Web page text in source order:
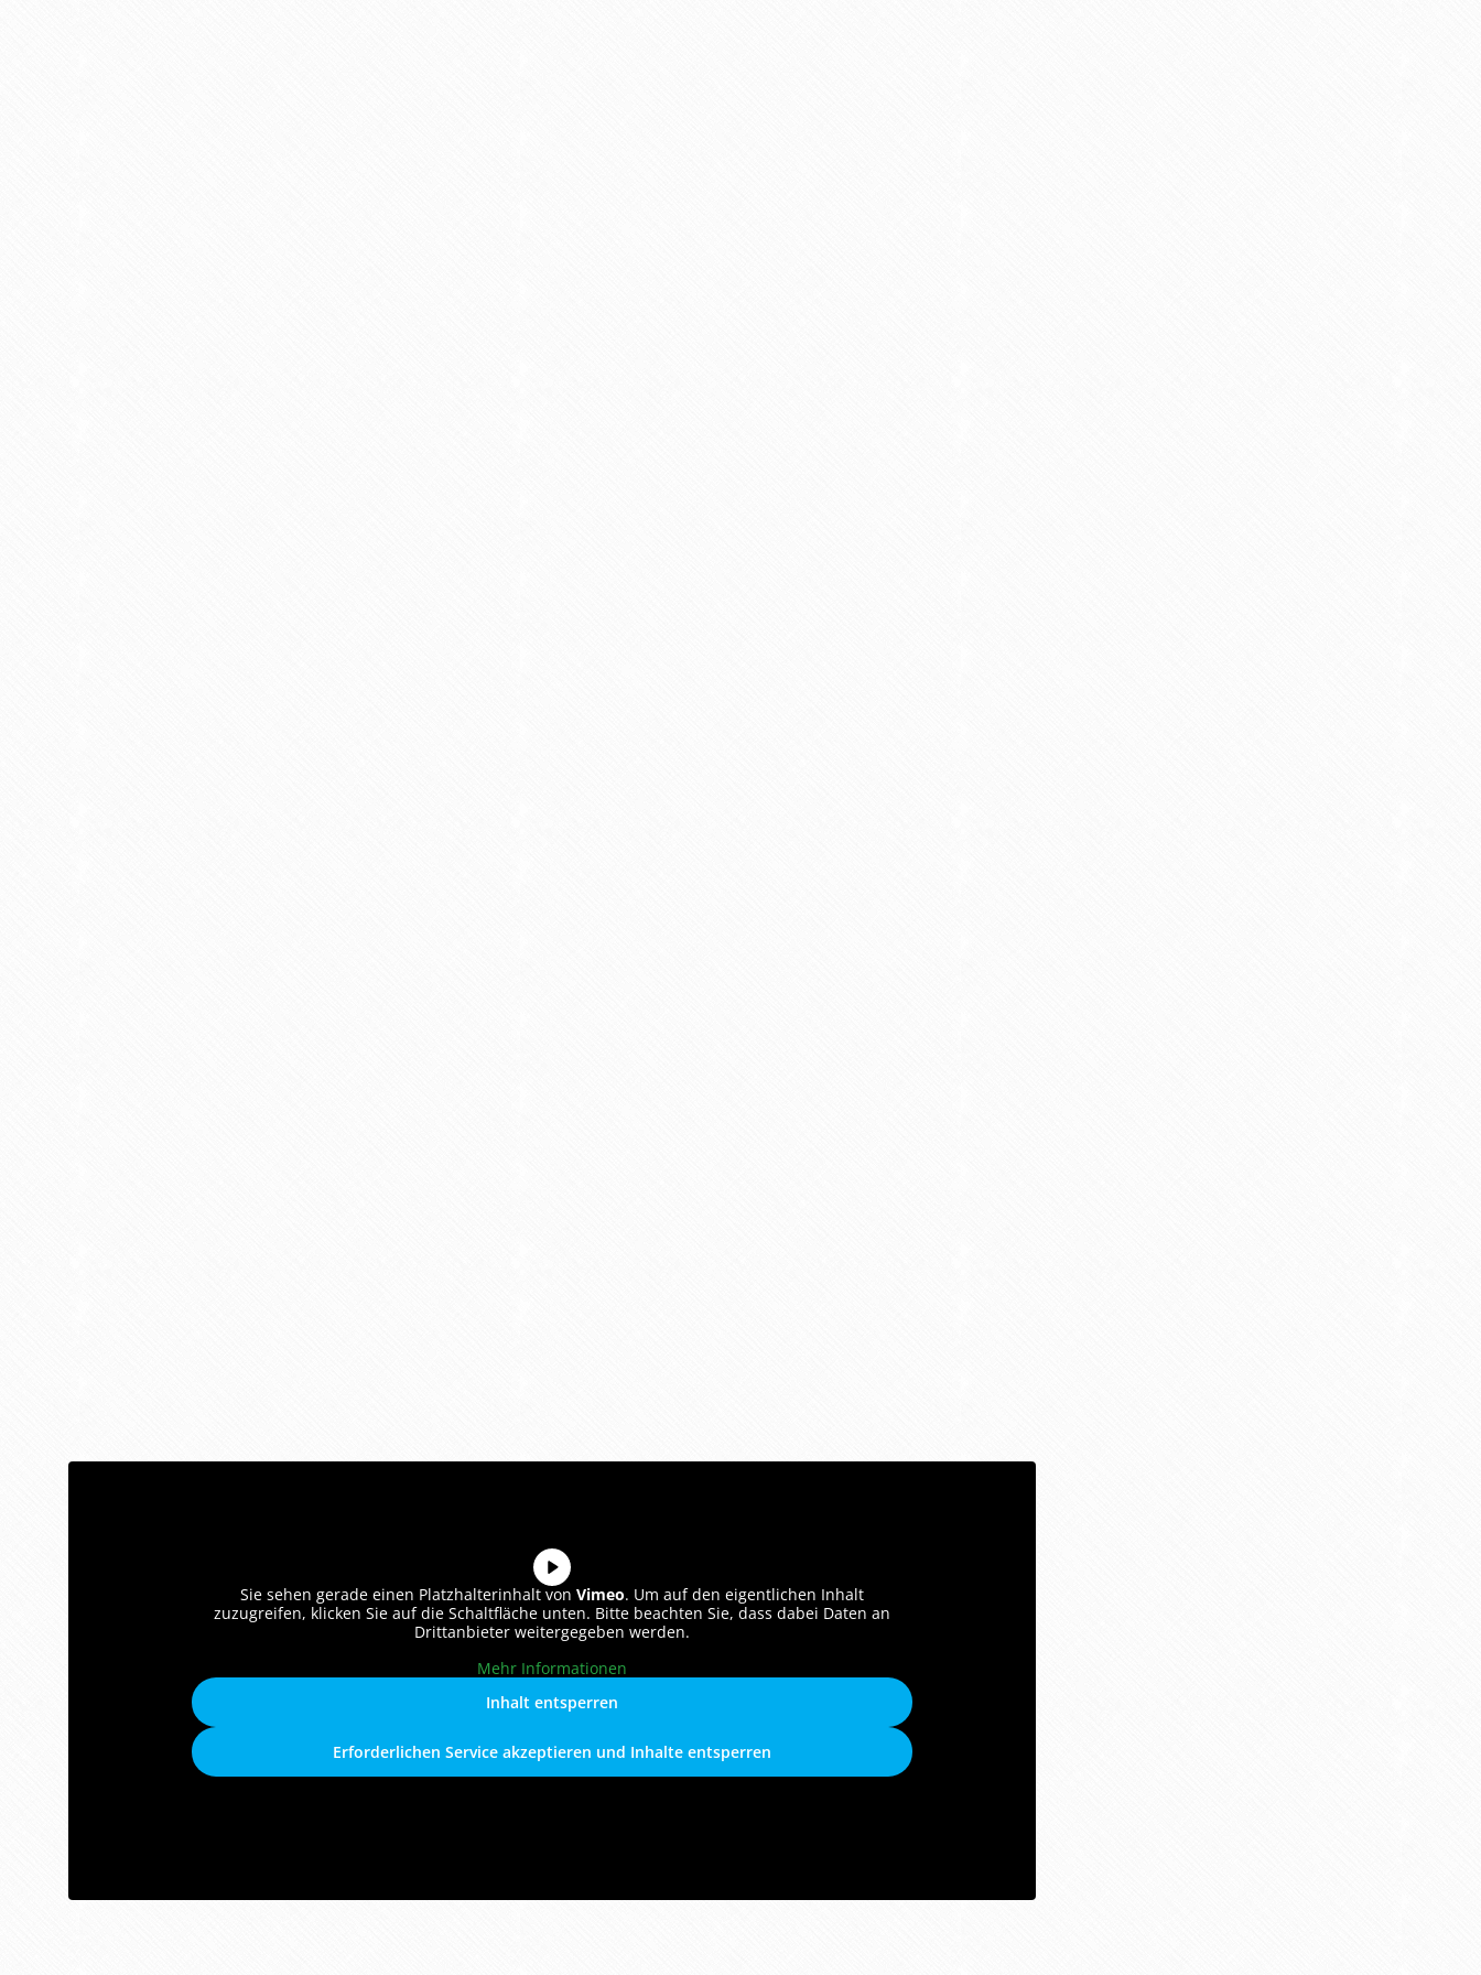
Sie sehen gerade einen Platzhalterinhalt von Vimeo. Um auf den eigentlichen Inhalt
zuzugreifen, klicken Sie auf die Schaltfläche unten. Bitte beachten Sie, dass dabei Daten an
Drittanbieter weitergegeben werden.
Mehr Informationen
Inhalt entsperren
Erforderlichen Service akzeptieren und Inhalte entsperren